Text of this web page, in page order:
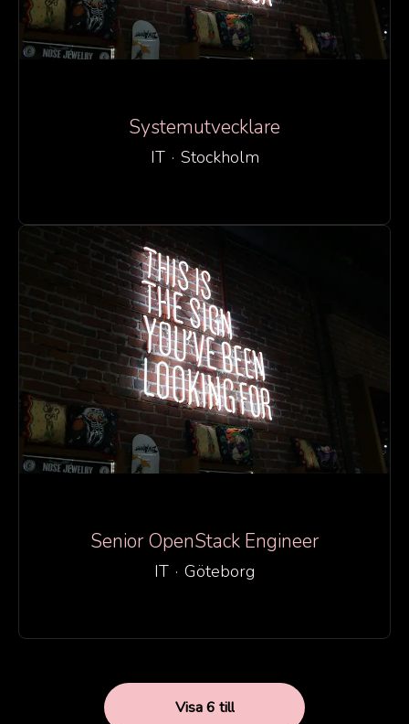
Systemutvecklare
IT · Stockholm
Senior OpenStack Engineer
IT · Göteborg
Visa 6 till